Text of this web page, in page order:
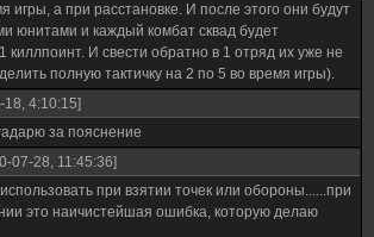
игры, а при расстановке. И после этого они будут
юнитами и каждый комбат сквад будет
киллпоинт. И свести обратно в 1 отряд их уже не
полную тактичку на 2 по 5 во время игры).
18, 4:10:15]
за пояснение
07-28, 11:45:36]
при взятии точек или обороны......при
это наичистейшая ошибка, которую делаю